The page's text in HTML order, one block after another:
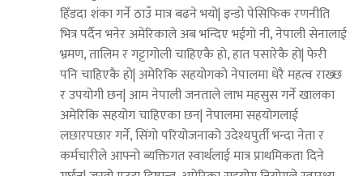
हिँडदा शंका गर्ने ठाउँ मात्र बढने भयो| इन्डो पेसिफिक रणनीति
भित्र पर्दैन भनेर अमेरिकाले अब भन्दिए भईगो नी, नेपाली सेनालाई
भ्रमण, तालिम र गट्टागोली चाहिएकै हो, हात पसारेकै हो| फेरी
पनि चाहिएकै हो| अमेरिकि सहयोगको नेपालमा धेरै महत्व राख्छ
र उपयोगी छन| आम नेपाली जनताले लाभ महसुस गर्ने खालका
अमेरिकि सहयोग चाहिएका छन| नेपालमा सहयोगलाई
लछारपछार गर्ने, सिंगो परियोजनाको उदेश्यपुर्ती भन्दा नेता र
कर्मचारीले आफ्नो ब्यक्तिगत स्वार्थलाई मात्र प्राथमिकता दिने